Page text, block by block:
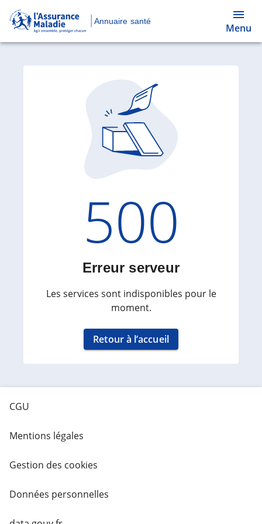
Annuaire santé
Menu
Code
500
Erreur serveur
Les services sont indisponibles pour le
moment.
Retour à l’accueil
CGU
Mentions légales
Gestion des cookies
Données personnelles